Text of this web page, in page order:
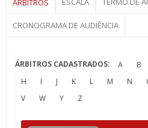
ÁRBITROS
CRONOGRAMA DE AUDIÊNCIA
ÁRBITROS CADASTRADOS: A B
H
I J K L M N
V
W Y Z